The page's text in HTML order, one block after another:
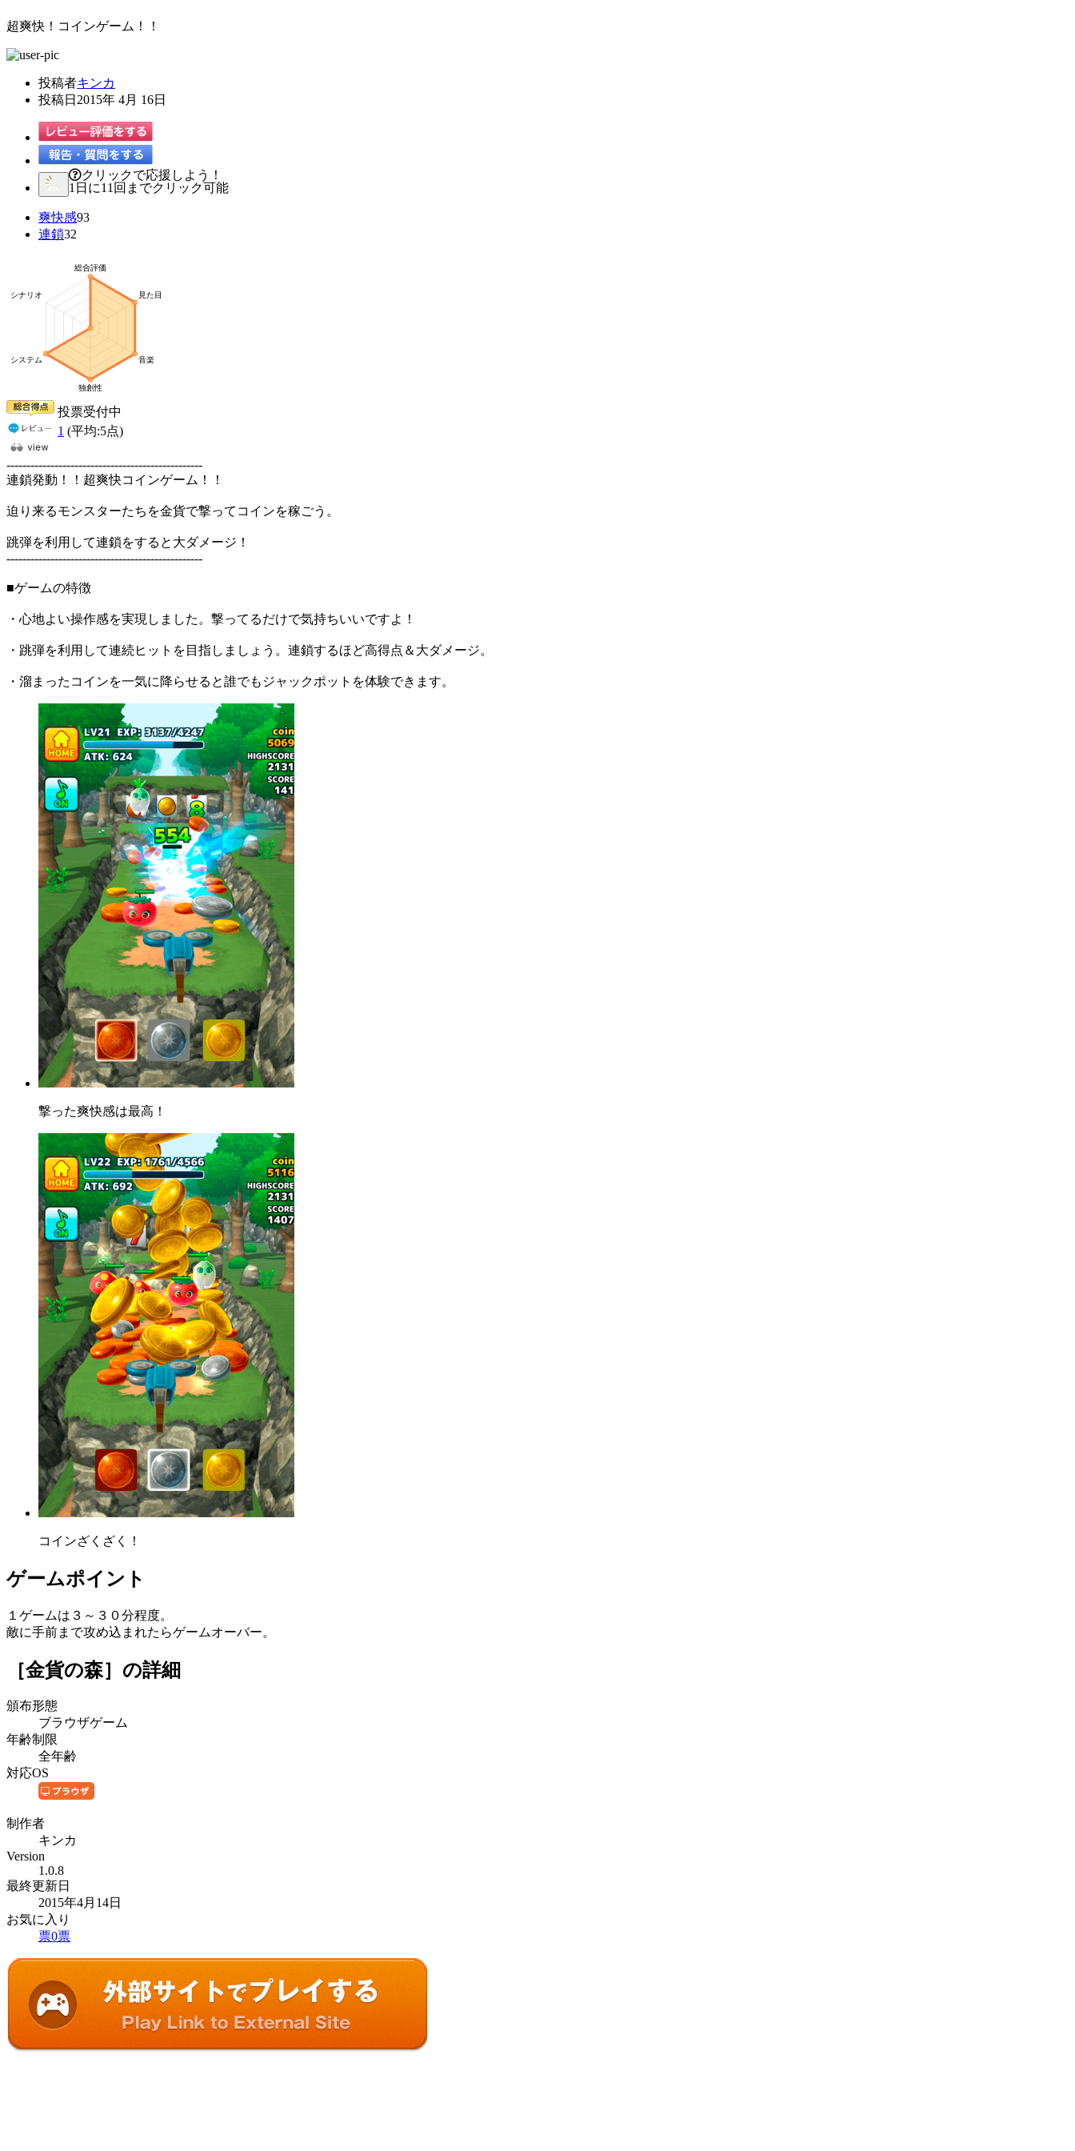
超爽快！コインゲーム！！
投稿者キンカ
投稿日 2015年 4月 16日
クリックで応援しよう！
1日に11回までクリック可能
爽快感93
連鎖32
投票受付中
1 (平均:5点)
-------------------------------------------------
連鎖発動！！超爽快コインゲーム！！
迫り来るモンスターたちを金貨で撃ってコインを稼ごう。
跳弾を利用して連鎖をすると大ダメージ！
-------------------------------------------------
■ゲームの特徴
・心地よい操作感を実現しました。撃ってるだけで気持ちいいですよ！
・跳弾を利用して連続ヒットを目指しましょう。連鎖するほど高得点＆大ダメージ。
・溜まったコインを一気に降らせると誰でもジャックポットを体験できます。
撃った爽快感は最高！
コインざくざく！
ゲームポイント
１ゲームは３～３０分程度。
敵に手前まで攻め込まれたらゲームオーバー。
［金貨の森］ の詳細
頒布形態
ブラウザゲーム
年齢制限
全年齢
対応OS
制作者
キンカ
Version
1.0.8
最終更新日
2015年4月14日
お気に入り
票0票